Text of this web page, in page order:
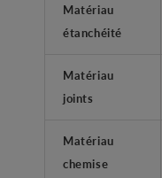
Matériau
étanchéité
Matériau
joints
Matériau
chemise